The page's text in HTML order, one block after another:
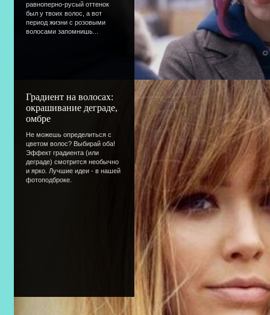
равноперно-русый оттенок
был у твоих волос, а вот
период жизни с розовыми
волосами запомнишь...
Градиент на волосах:
окрашивание деграде,
омбре
Не можешь определиться с
цветом волос? Выбирай оба!
Эффект градиента (или
деграде) смотрится необычно
и ярко. Лучшие идеи - в нашей
фотоподброке.